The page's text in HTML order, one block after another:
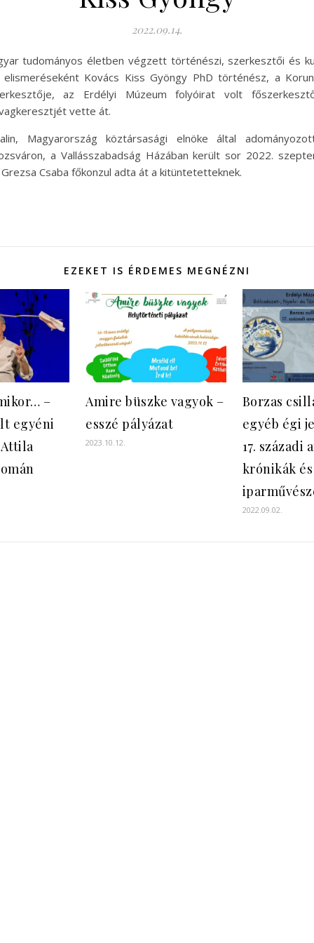
2022.09.14.
tudományos életben végzett történészi, szerkesztői és
Kovács Kiss Gyöngy PhD történész, a
az Erdélyi Múzeum folyóirat volt
vette át.
Magyarország köztársasági elnöke által
a Vallásszabadság Házában került sor 2022.
Csaba főkonzul adta át a kitüntetetteknek.
EZEKET IS ÉRDEMES MEGNÉZNI
–
egyéni
Amire büszke vagyok –
esszé pályázat
2023.10.12.
Borzas
egyéb égi
17. századi
krónikák és
2022.09.02.